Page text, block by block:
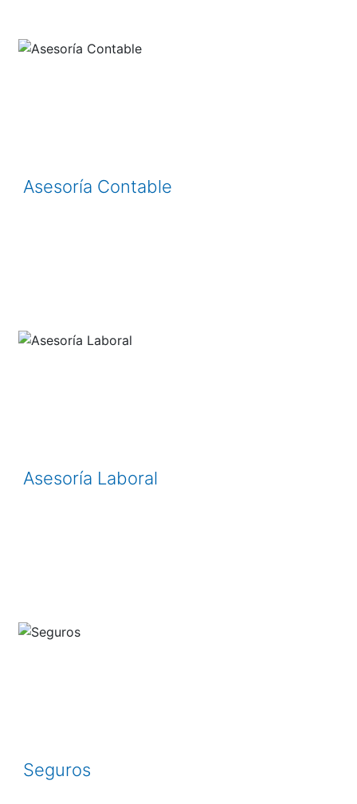
Asesoría Contable
Asesoría Laboral
Seguros